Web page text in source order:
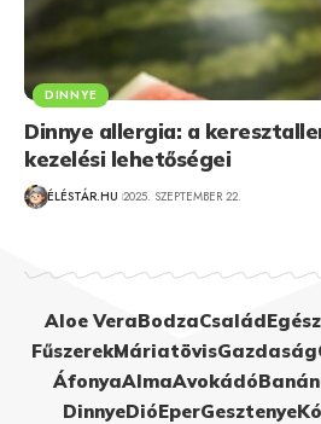
DINNYE
Dinnye allergia: a
kezelési lehetőségei
ÉLÉSTÁR.HU 2025. SZEPTEMBER 22.
Aloe VeraBodzaCsalád
FűszerekMáriatövisGazdaság
ÁfonyaAlmaAvokádóBanán
DinnyeDióEperGesztenye